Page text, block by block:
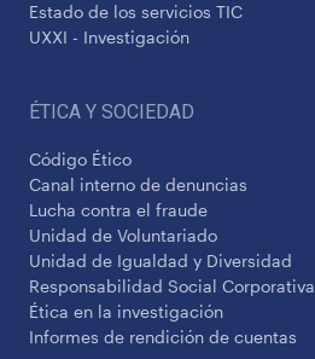
Estado de los servicios TIC
UXXI - Investigación
ÉTICA Y SOCIEDAD
Código Ético
Canal interno de denuncias
Lucha contra el fraude
Unidad de Voluntariado
Unidad de Igualdad y Diversidad
Responsabilidad Social Corporativa
Ética en la investigación
Informes de rendición de cuentas